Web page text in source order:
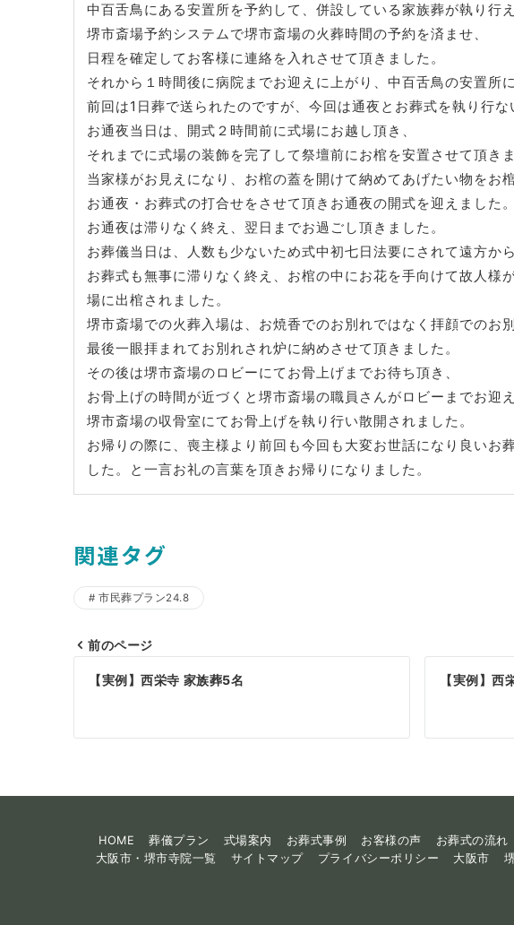
中百舌鳥にある安置所を予約して、併設している家族葬が執り行
堺市斎場予約システムで堺市斎場の火葬時間の予約を済ませ、
日程を確定してお客様に連絡を入れさせて頂きました。
それから１時間後に病院までお迎えに上がり、中百舌鳥の安置所
前回は1日葬で送られたのですが、今回は通夜とお葬式を執り行な
お通夜当日は、開式２時間前に式場にお越し頂き、
それまでに式場の装飾を完了して祭壇前にお棺を安置させて頂きま
当家様がお見えになり、お棺の蓋を開けて納めてあげたい物をお
お通夜・お葬式の打合せをさせて頂きお通夜の開式を迎えました。
お通夜は滞りなく終え、翌日までお過ごし頂きました。
お葬儀当日は、人数も少ないため式中初七日法要にされて遠方か
お葬式も無事に滞りなく終え、お棺の中にお花を手向けて故人様
場に出棺されました。
堺市斎場での火葬入場は、お焼香でのお別れではなく拝顔でのお別
最後一眼拝まれてお別れされ炉に納めさせて頂きました。
その後は堺市斎場のロビーにてお骨上げまでお待ち頂き、
お骨上げの時間が近づくと堺市斎場の職員さんがロビーまでお迎
堺市斎場の収骨室にてお骨上げを執り行い散開されました。
お帰りの際に、喪主様より前回も今回も大変お世話になり良いお
した。と一言お礼の言葉を頂きお帰りになりました。
関連タグ
市民葬プラン24.8
ナ
ゲ
前のページ
【実例】西栄寺 家族葬5名 【実例】西
HOME 葬儀プラン 式場案内 お葬式事例 お客様の声 お葬式の流れ
大阪市・堺市寺院一覧
サイトマップ プライバシーポリシー 大阪市